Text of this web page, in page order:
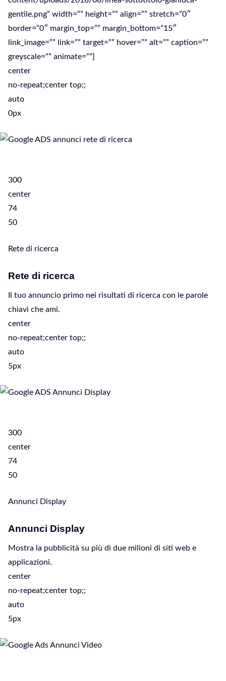
gentile.png” width=”” height=”” align=”” stretch=”0″
border=”0″ margin_top=”” margin_bottom=”15″
link_image=”” link=”” target=”” hover=”” alt=”” caption=””
greyscale=”” animate=””]
center
no-repeat;center top;;
auto
0px
300
center
74
50
Rete di ricerca
Rete di ricerca
Il tuo annuncio primo nei risultati di ricerca con le parole
chiavi che ami.
center
no-repeat;center top;;
auto
5px
300
center
74
50
Annunci Display
Annunci Display
Mostra la pubblicità su più di due milioni di siti web e
applicazioni.
center
no-repeat;center top;;
auto
5px